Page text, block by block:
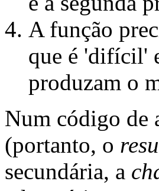
A função
que é 'difícil'
produzam o
Num código de
(portanto, o
secundária, a